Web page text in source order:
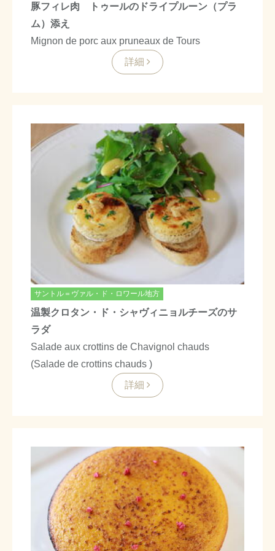
豚フィレ肉 トゥールのドライプルーン（プラ
ム）添え
Mignon de porc aux pruneaux de Tours
詳細
サントル＝ヴァル・ド・ロワール地方
温製クロタン・ド・シャヴィニョルチーズのサ
ラダ
Salade aux crottins de Chavignol chauds
(Salade de crottins chauds )
詳細